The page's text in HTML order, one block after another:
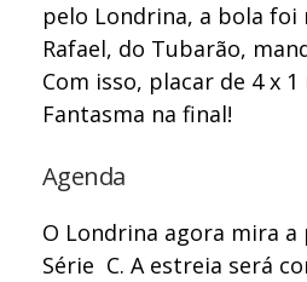
pelo Londrina, a bola foi
Rafael, do Tubarão,
Com isso, placar de 4 x
Fantasma na final!
Agenda
O Londrina agora mira a
Série C. A estreia será